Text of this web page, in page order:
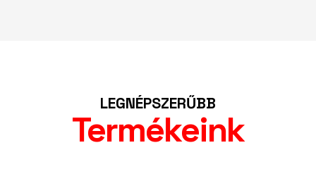
LEGNÉPSZERŰBB
Termékeink